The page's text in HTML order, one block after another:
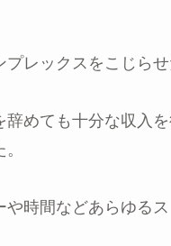
プレックスをこじら
辞めても十分な収入
や時間などあらゆる